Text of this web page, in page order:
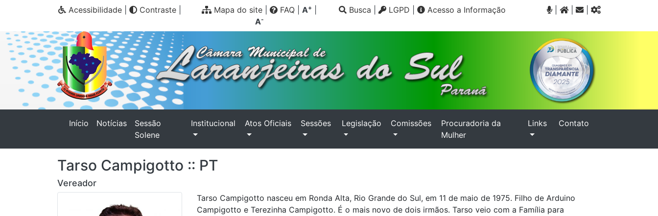
Acessibilidade Contraste Mapa do site FAQ A+
A-
Busca LGPD Acesso a Informação |
Início (current)
Notícias
Sessão
Solene
Institucional Atos Oficiais Sessões Legislação Comissões
Procuradoria da
Mulher
Links Contato
Tarso Campigotto :: PT
Vereador
Tarso Campigotto nasceu em Ronda Alta, Rio Grande do Sul, em 11 de maio de 1975. Filho de Arduino
Campigotto e Terezinha Campigotto. É o mais novo de dois irmãos. Tarso veio com a Família para